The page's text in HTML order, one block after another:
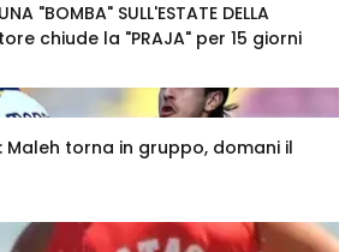
"BOMBA" SULL'ESTATE DELLA
chiude la "PRAJA" per 15 giorni
Maleh torna in gruppo, domani il